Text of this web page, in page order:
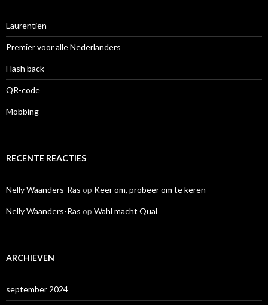
Laurentien
Premier voor alle Nederlanders
Flash back
QR-code
Mobbing
RECENTE REACTIES
Nelly Waanders-Ras op Keer om, probeer om te keren
Nelly Waanders-Ras op Wahl macht Qual
ARCHIEVEN
september 2024